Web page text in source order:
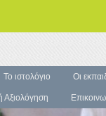
Το ιστολόγιο Οι
Αξιολόγηση